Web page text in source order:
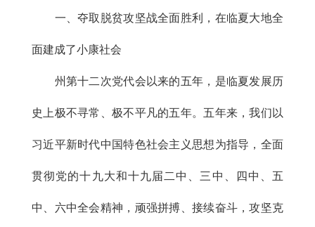
一、夺取脱贫攻坚战全面胜利，在临夏大地全
面建成了小康社会
州第十二次党代会以来的五年，是临夏发展历
史上极不寻常、极不平凡的五年。五年来，我们以
习近平新时代中国特色社会主义思想为指导，全面
贯彻党的十九大和十九届二中、三中、四中、五
中、六中全会精神，顽强拼搏、接续奋斗，攻坚克